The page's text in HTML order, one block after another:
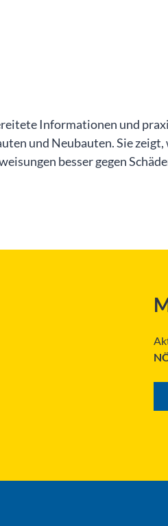
Informationen und
und Neubauten. Sie zeigt,
besser gegen